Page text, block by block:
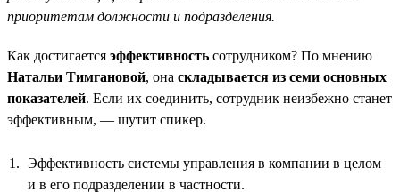
приоритетам должности и подразделения.
Как достигается эффективность сотрудником? По мнению
Натальи Тимгановой, она складывается из семи основных
показателей. Если их соединить, сотрудник неизбежно станет
эффективным, — шутит спикер.
Эффективность системы управления в компании в целом
и в его подразделении в частности.